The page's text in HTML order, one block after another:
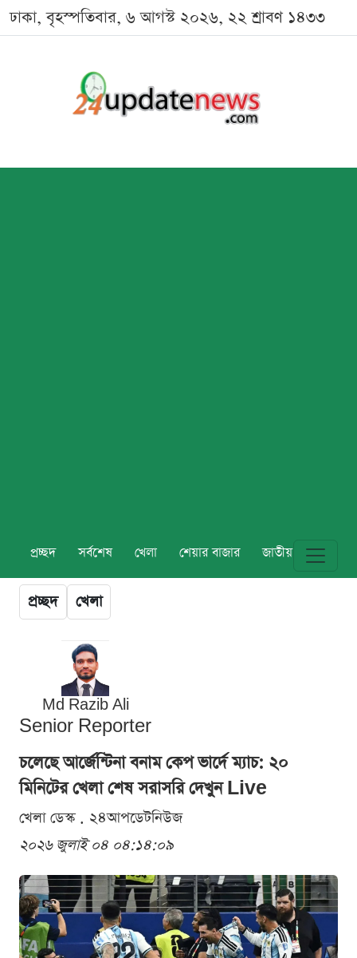
ঢাকা, বৃহস্পতিবার, ৬ আগস্ট ২০২৬, ২২ শ্রাবণ ১৪৩৩
প্রচ্ছদ সর্বশেষ খেলা শেয়ার বাজার জাতীয় বিশ্ব
প্রচ্ছদ খেলা
Md Razib Ali
Senior Reporter
চলেছে আর্জেন্টিনা বনাম কেপ ভার্দে ম্যাচ: ২০
মিনিটের খেলা শেষ সরাসরি দেখুন Live
খেলা ডেস্ক . ২৪আপডেটনিউজ
২০২৬ জুলাই ০৪ ০৪:১৪:০৯